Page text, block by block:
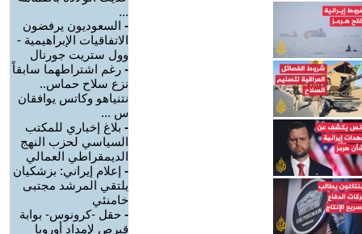
...
- السعوديون يرفضون
الاتفاقيات الإبراهيمية -
وول ستريت جورنال
- رغم اشتراطهما سابقاً
نزع سلاح حماس..
نتنياهو وكاتس يوافقان
س ...
- بلاغ إخباري للمكتب
السياسي لحزب النهج
الديمقراطي العمالي
- إعلام إيراني: بزشكيان
يلتقي المرشد مجتبى
خامنئي
- حقل -كرونوس- بوابة
قبرص لإمداد أوروبا